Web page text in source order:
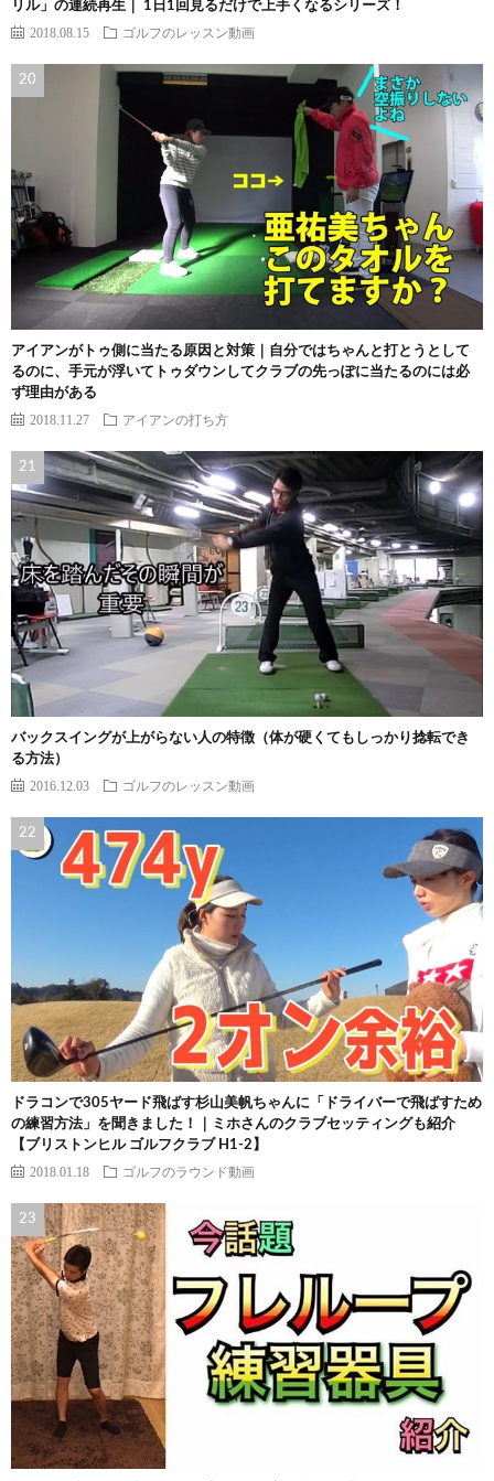
リル」の連続再生｜ 1日1回見るだけで上手くなるシリーズ！
2018.08.15 ゴルフのレッスン動画
アイアンがトゥ側に当たる原因と対策｜自分ではちゃんと打とうとして
るのに、手元が浮いてトゥダウンしてクラブの先っぽに当たるのには必
ず理由がある
2018.11.27 アイアンの打ち方
バックスイングが上がらない人の特徴（体が硬くてもしっかり捻転でき
る方法）
2016.12.03 ゴルフのレッスン動画
ドラコンで305ヤード飛ばす杉山美帆ちゃんに「ドライバーで飛ばすため
の練習方法」を聞きました！｜ミホさんのクラブセッティングも紹介
【ブリストンヒル ゴルフクラブ H1-2】
2018.01.18 ゴルフのラウンド動画